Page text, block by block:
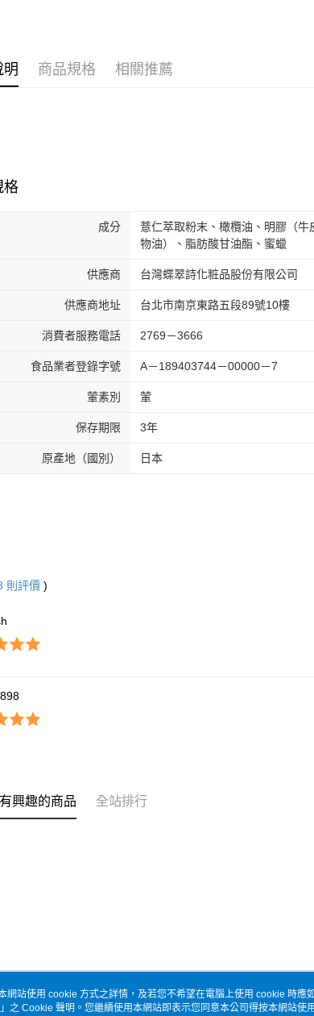
明 商品規格 相關推薦
格
成分
薏仁萃取粉末、橄欖油、明膠（
物油）、脂肪酸甘油酯、蜜蠟
供應商 台灣蝶翠詩化粧品股份有限公司
供應商地址 台北市南京東路五段89號10樓
消費者服務電話 2769－3666
食品業者登錄字號 A－189403744－00000－7
葷素別 葷
保存期限 3年
原產地（國別） 日本
則評價 )
興趣的商品 全站排行
關於我們 客服資訊
網站使用 cookie 方式之詳情，及若您不希望在電腦上使用 cookie 時應
」之 Cookie 聲明。您繼續使用本網站即表示您同意本公司得按本網站使